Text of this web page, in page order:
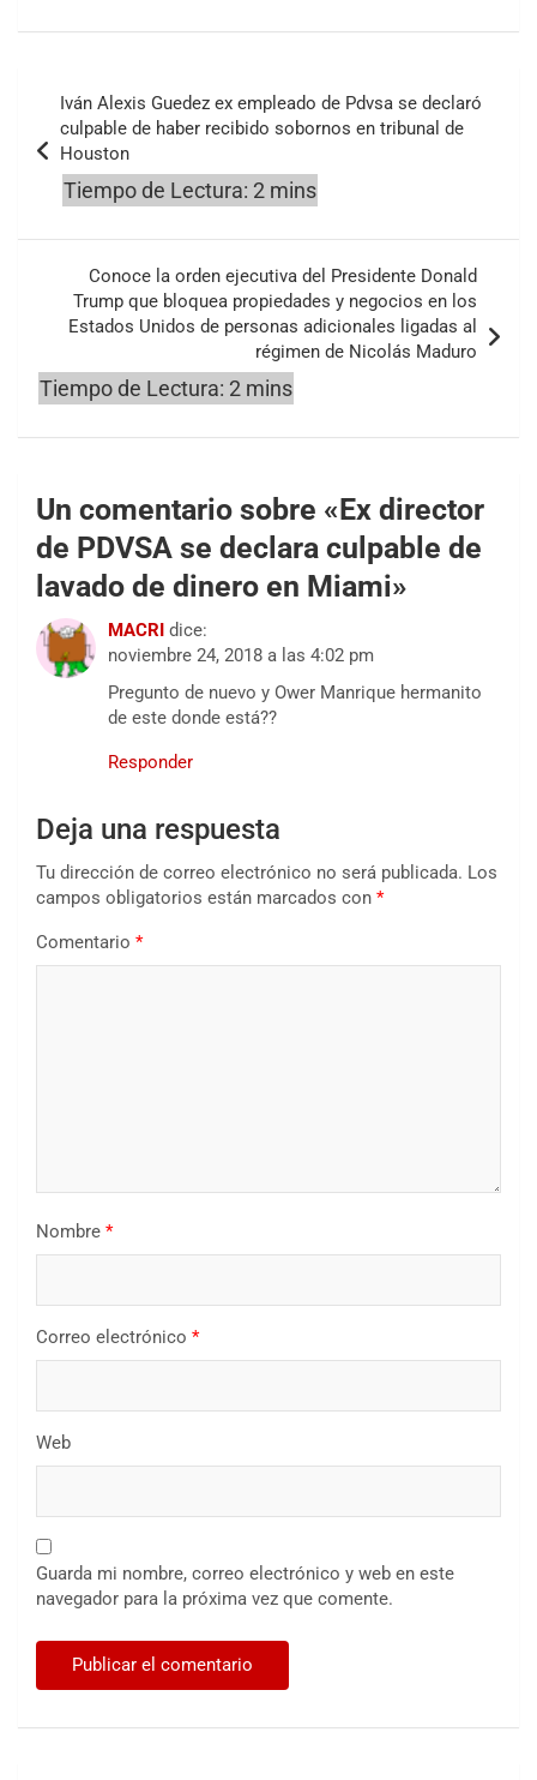
entradas
Iván Alexis Guedez ex empleado de Pdvsa se declaró
culpable de haber recibido sobornos en tribunal de
Houston
Conoce la orden ejecutiva del Presidente Donald
Trump que bloquea propiedades y negocios en los
Estados Unidos de personas adicionales ligadas al
régimen de Nicolás Maduro
Un comentario sobre «Ex director
de PDVSA se declara culpable de
lavado de dinero en Miami»
MACRI dice:
noviembre 24, 2018 a las 4:02 pm
Pregunto de nuevo y Ower Manrique hermanito
de este donde está??
Responder
Deja una respuesta
Tu dirección de correo electrónico no será publicada. Los
campos obligatorios están marcados con *
Comentario *
Nombre *
Correo electrónico *
Web
Guarda mi nombre, correo electrónico y web en este
navegador para la próxima vez que comente.